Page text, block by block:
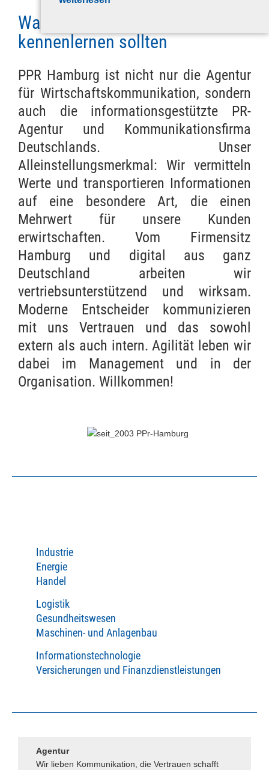
Inhaber & Gründer
Partner und Freunde
Kontakt
Impressum
Datenschutz
AGB
PPR-News
Warum Sie PPR Hamburg jetzt
kennenlernen sollten
PPR Hamburg ist nicht nur die Agentur
für Wirtschaftskommunikation, sondern
auch die informationsgestützte PR-
Agentur und Kommunikationsfirma
Deutschlands. Unser
Alleinstellungsmerkmal: Wir vermitteln
Werte und transportieren Informationen
auf eine besondere Art, die einen
Mehrwert für unsere Kunden
erwirtschaften. Vom Firmensitz
Hamburg und digital aus ganz
Deutschland arbeiten wir
vertriebsunterstützend und wirksam.
Moderne Entscheider kommunizieren
mit uns Vertrauen und das sowohl
extern als auch intern. Agilität leben wir
dabei im Management und in der
Organisation. Willkommen!
Industrie
Energie
Handel
Logistik
Gesundheitswesen
Maschinen- und Anlagenbau
Informationstechnologie
Versicherungen und Finanzdienstleistungen
Agentur
Wir lieben Kommunikation, die Vertrauen schafft